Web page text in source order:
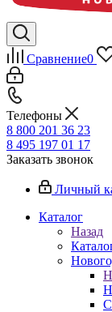
Сравнение0
Телефоны
8 800 201 36 23
8 495 197 01 17
Заказать звонок
Личный
Каталог
Назад